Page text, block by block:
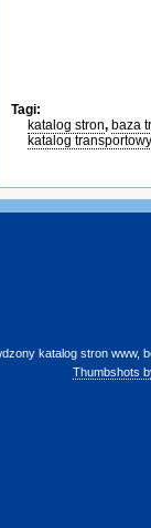
Tagi:
katalog stron, baza
katalog transportowy
katalog stron www,
Thumbshots